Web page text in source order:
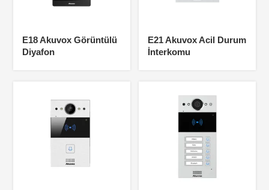
E18 Akuvox Görüntülü
Diyafon
E21 Akuvox Acil Durum
İnterkomu